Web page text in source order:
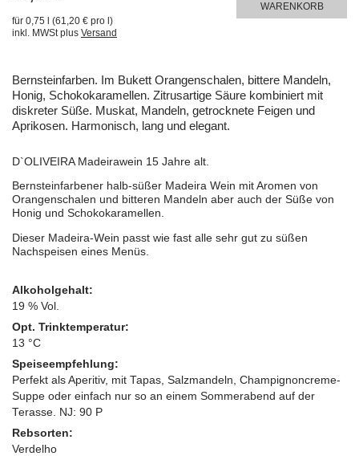
für 0,75 l (61,20 € pro l)
inkl. MWSt plus Versand
WARENKORB
Bernsteinfarben. Im Bukett Orangenschalen, bittere Mandeln,
Honig, Schokokaramellen. Zitrusartige Säure kombiniert mit
diskreter Süße. Muskat, Mandeln, getrocknete Feigen und
Aprikosen. Harmonisch, lang und elegant.
D`OLIVEIRA Madeirawein 15 Jahre alt.
Bernsteinfarbener halb-süßer Madeira Wein mit Aromen von
Orangenschalen und bitteren Mandeln aber auch der Süße von
Honig und Schokokaramellen.
Dieser Madeira-Wein passt wie fast alle sehr gut zu süßen
Nachspeisen eines Menüs.
Alkoholgehalt:
19 % Vol.
Opt. Trinktemperatur:
13 °C
Speiseempfehlung:
Perfekt als Aperitiv, mit Tapas, Salzmandeln, Champignoncreme-
Suppe oder einfach nur so an einem Sommerabend auf der
Terasse. NJ: 90 P
Rebsorten:
Verdelho